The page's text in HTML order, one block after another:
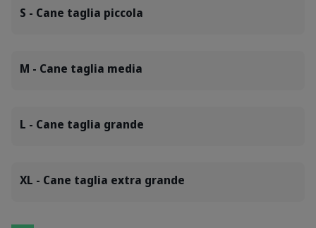
S - Cane taglia piccola
M - Cane taglia media
L - Cane taglia grande
XL - Cane taglia extra grande